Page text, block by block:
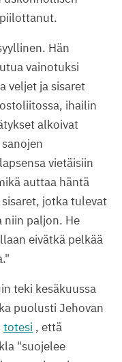
Hän
vainotuksi
veljet ja sisaret
ihailin
alkoivat
vietäisiin
auttaa häntä
jotka tulevat
niin paljon. He
eivätkä pelkää
teki kesäkuussa
puolusti Jehovan
totesi , että
"suojelee